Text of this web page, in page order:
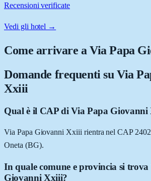
Recensioni verificate
Vedi gli hotel →
Come arrivare aVia Papa
Domande frequenti su Via
Xxiii
Qual è il CAP di Via Papa Giovanni
Via Papa Giovanni Xxiii rientra nel CAP
Oneta (BG).
In quale comune e provincia si trova
Giovanni Xxiii?